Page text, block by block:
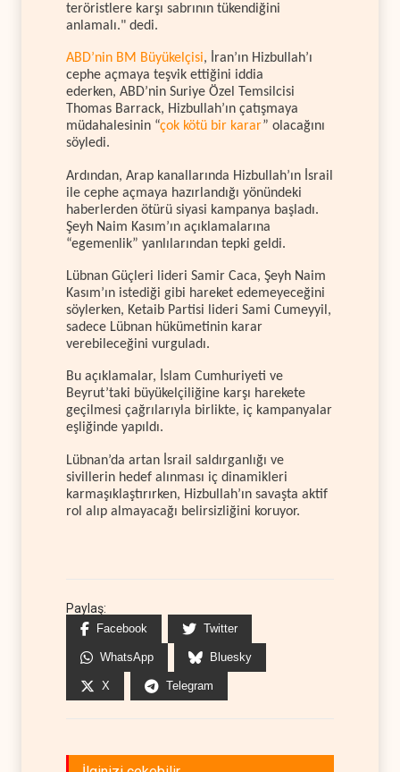
teröristlere karşı sabrının tükendiğini
anlamalı." dedi.
ABD’nin BM Büyükelçisi, İran’ın Hizbullah’ı
cephe açmaya teşvik ettiğini iddia
ederken, ABD’nin Suriye Özel Temsilcisi
Thomas Barrack, Hizbullah’ın çatışmaya
müdahalesinin “çok kötü bir karar” olacağını
söyledi.
Ardından, Arap kanallarında Hizbullah’ın İsrail
ile cephe açmaya hazırlandığı yönündeki
haberlerden ötürü siyasi kampanya başladı.
Şeyh Naim Kasım’ın açıklamalarına
“egemenlik” yanlılarından tepki geldi.
Lübnan Güçleri lideri Samir Caca, Şeyh Naim
Kasım’ın istediği gibi hareket edemeyeceğini
söylerken, Ketaib Partisi lideri Sami Cumeyyil,
sadece Lübnan hükümetinin karar
verebileceğini vurguladı.
Bu açıklamalar, İslam Cumhuriyeti ve
Beyrut’taki büyükelçiliğine karşı harekete
geçilmesi çağrılarıyla birlikte, iç kampanyalar
eşliğinde yapıldı.
Lübnan’da artan İsrail saldırganlığı ve
sivillerin hedef alınması iç dinamikleri
karmaşıklaştırırken, Hizbullah’ın savaşta aktif
rol alıp almayacağı belirsizliğini koruyor.
Paylaş:
Facebook Twitter
WhatsApp Bluesky
X Telegram